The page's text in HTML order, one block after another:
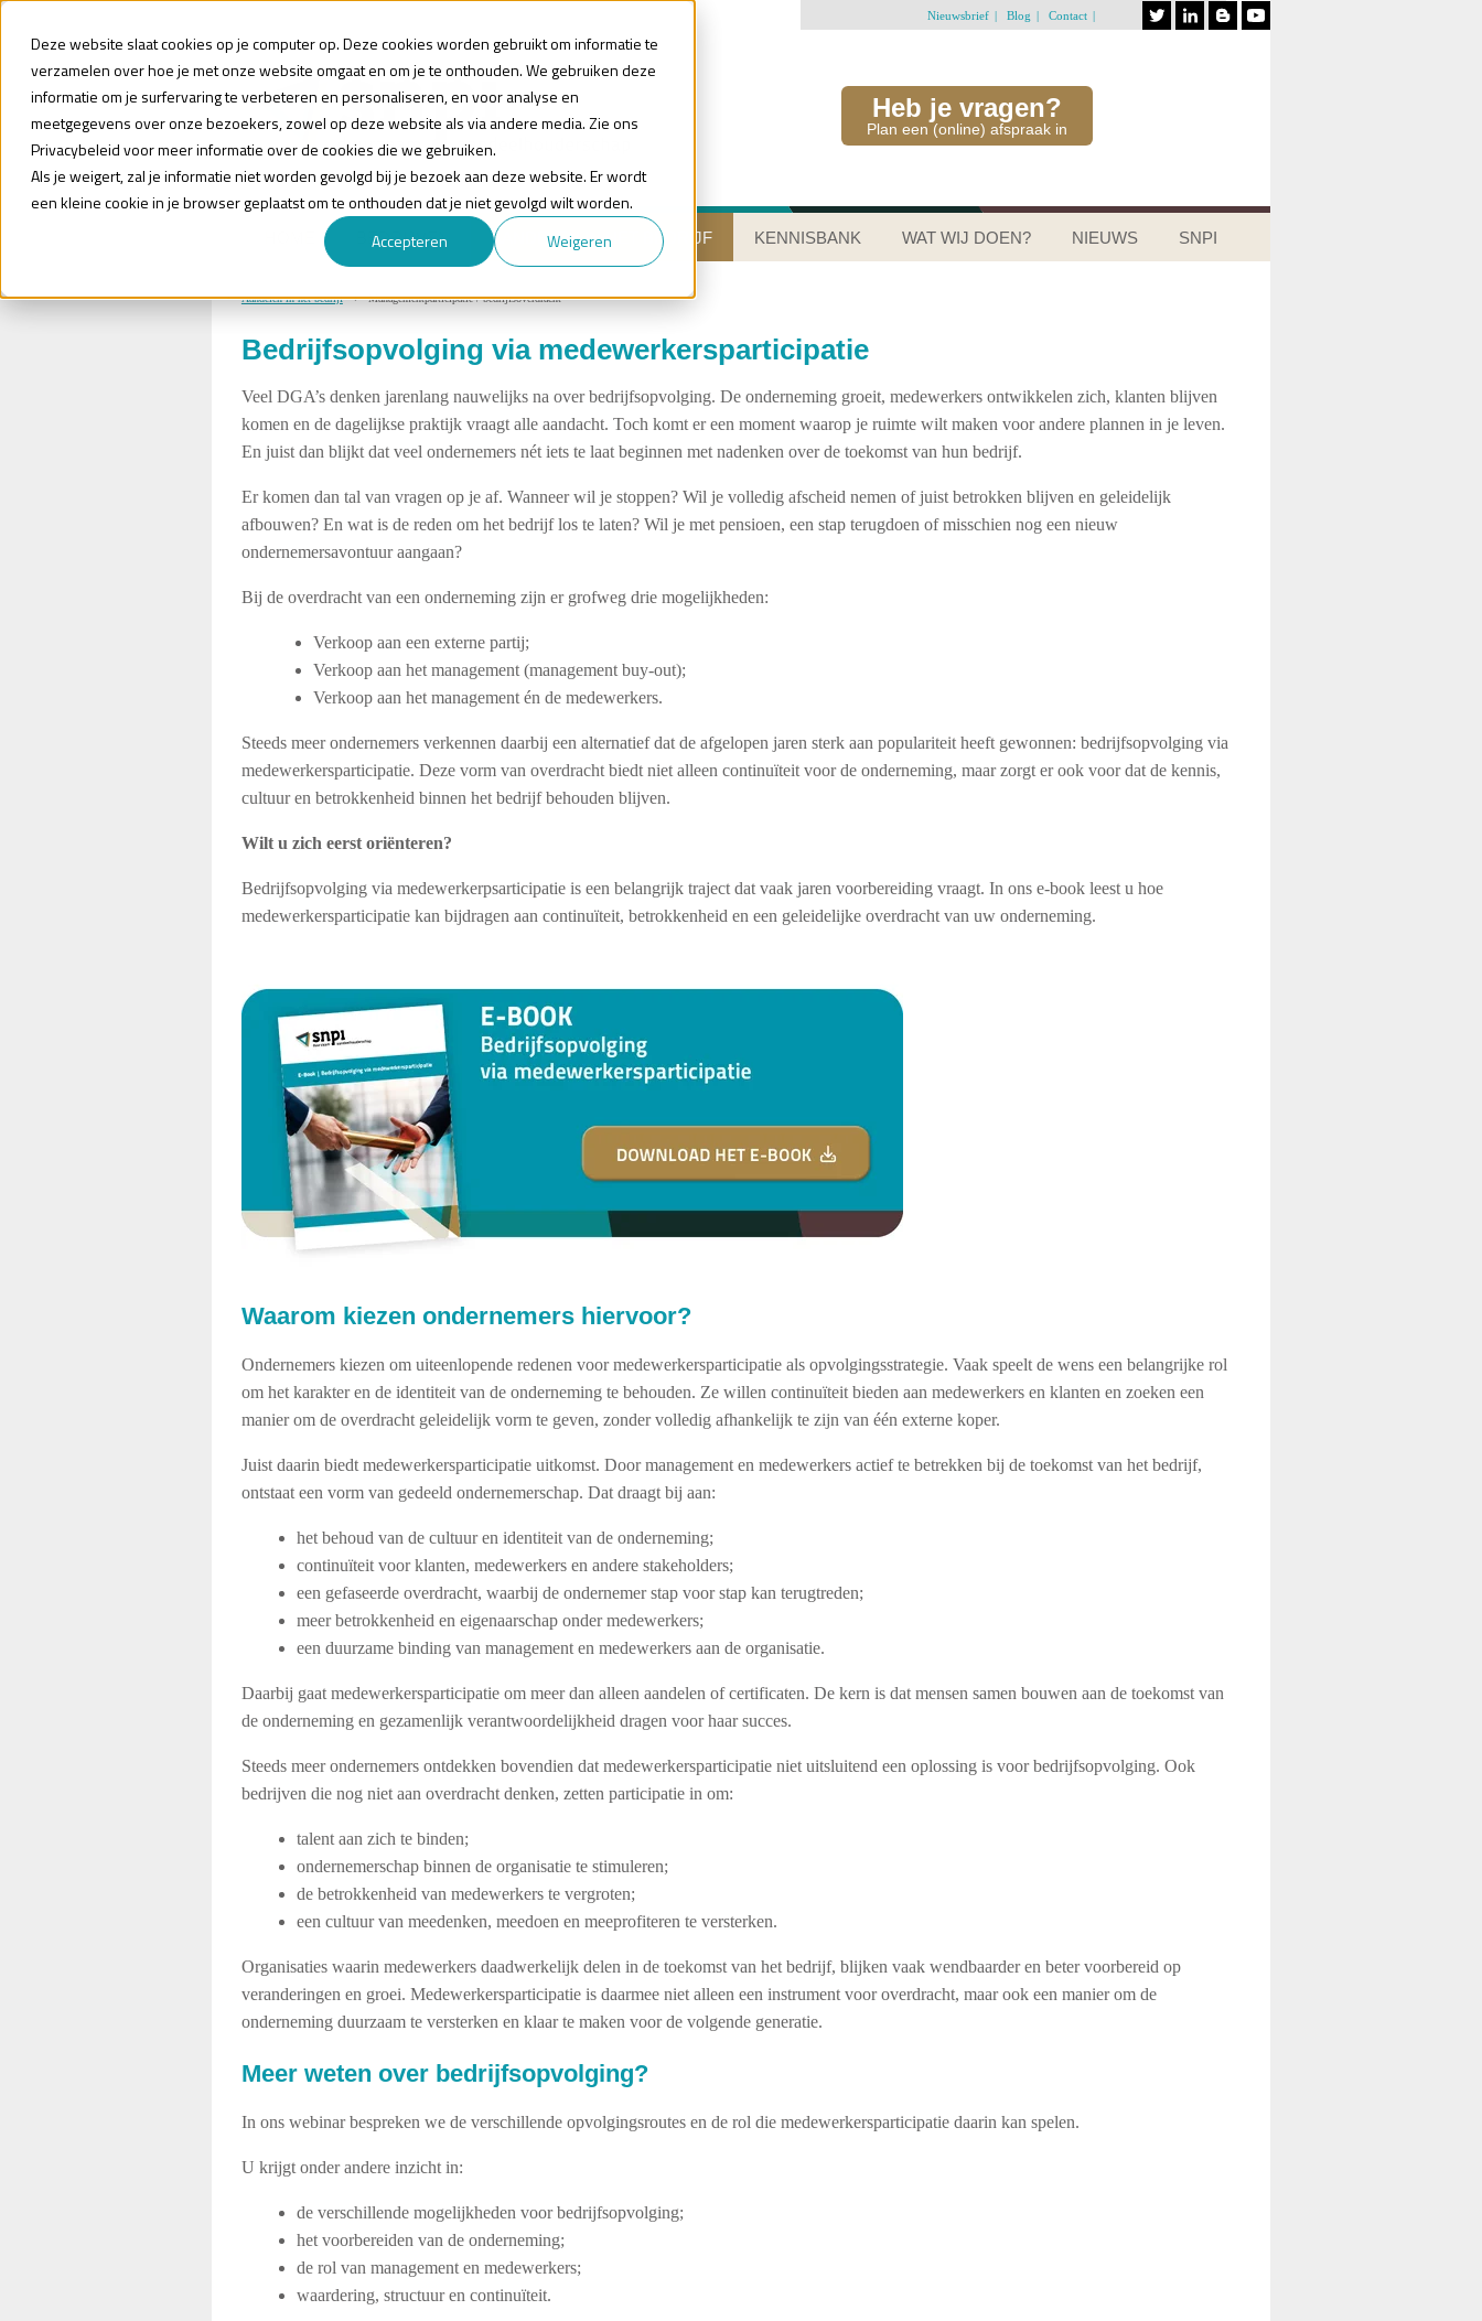
Deze website slaat cookies op je computer op. Deze cookies worden gebruikt om informatie te
verzamelen over hoe je met onze website omgaat en om je te onthouden. We gebruiken deze
informatie om je surfervaring te verbeteren en personaliseren, en voor analyse en
meetgegevens over onze bezoekers, zowel op deze website als via andere media. Zie ons
Privacybeleid voor meer informatie over de cookies die we gebruiken.
Als je weigert, zal je informatie niet worden gevolgd bij je bezoek aan deze website. Er wordt
een kleine cookie in je browser geplaatst om te onthouden dat je niet gevolgd wilt worden.
Accepteren
Weigeren
Nieuwsbrief Blog Contact
Heb je vragen?
Plan een (online) afspraak in
BEDRIJVEN AANDELEN IN HET BEDRIJF KENNISBANK WAT WIJ DOEN? NIEUWS SNPI
Aandelen in het bedrijf Managementparticipatie / bedrijfsoverdracht
Bedrijfsopvolging via medewerkersparticipatie
Veel DGA’s denken jarenlang nauwelijks na over bedrijfsopvolging. De onderneming groeit, medewerkers ontwikkelen zich, klanten blijven
komen en de dagelijkse praktijk vraagt alle aandacht. Toch komt er een moment waarop je ruimte wilt maken voor andere plannen in je leven.
En juist dan blijkt dat veel ondernemers nét iets te laat beginnen met nadenken over de toekomst van hun bedrijf.
Er komen dan tal van vragen op je af. Wanneer wil je stoppen? Wil je volledig afscheid nemen of juist betrokken blijven en geleidelijk
afbouwen? En wat is de reden om het bedrijf los te laten? Wil je met pensioen, een stap terugdoen of misschien nog een nieuw
ondernemersavontuur aangaan?
Bij de overdracht van een onderneming zijn er grofweg drie mogelijkheden:
Verkoop aan een externe partij;
Verkoop aan het management (management buy-out);
Verkoop aan het management én de medewerkers.
Steeds meer ondernemers verkennen daarbij een alternatief dat de afgelopen jaren sterk aan populariteit heeft gewonnen: bedrijfsopvolging via
medewerkersparticipatie. Deze vorm van overdracht biedt niet alleen continuïteit voor de onderneming, maar zorgt er ook voor dat de kennis,
cultuur en betrokkenheid binnen het bedrijf behouden blijven.
Wilt u zich eerst oriënteren?
Bedrijfsopvolging via medewerkerpsarticipatie is een belangrijk traject dat vaak jaren voorbereiding vraagt. In ons e-book leest u hoe
medewerkersparticipatie kan bijdragen aan continuïteit, betrokkenheid en een geleidelijke overdracht van uw onderneming.
Waarom kiezen ondernemers hiervoor?
Ondernemers kiezen om uiteenlopende redenen voor medewerkersparticipatie als opvolgingsstrategie. Vaak speelt de wens een belangrijke rol
om het karakter en de identiteit van de onderneming te behouden. Ze willen continuïteit bieden aan medewerkers en klanten en zoeken een
manier om de overdracht geleidelijk vorm te geven, zonder volledig afhankelijk te zijn van één externe koper.
Juist daarin biedt medewerkersparticipatie uitkomst. Door management en medewerkers actief te betrekken bij de toekomst van het bedrijf,
ontstaat een vorm van gedeeld ondernemerschap. Dat draagt bij aan:
het behoud van de cultuur en identiteit van de onderneming;
continuïteit voor klanten, medewerkers en andere stakeholders;
een gefaseerde overdracht, waarbij de ondernemer stap voor stap kan terugtreden;
meer betrokkenheid en eigenaarschap onder medewerkers;
een duurzame binding van management en medewerkers aan de organisatie.
Daarbij gaat medewerkersparticipatie om meer dan alleen aandelen of certificaten. De kern is dat mensen samen bouwen aan de toekomst van
de onderneming en gezamenlijk verantwoordelijkheid dragen voor haar succes.
Steeds meer ondernemers ontdekken bovendien dat medewerkersparticipatie niet uitsluitend een oplossing is voor bedrijfsopvolging. Ook
bedrijven die nog niet aan overdracht denken, zetten participatie in om:
talent aan zich te binden;
ondernemerschap binnen de organisatie te stimuleren;
de betrokkenheid van medewerkers te vergroten;
een cultuur van meedenken, meedoen en meeprofiteren te versterken.
Organisaties waarin medewerkers daadwerkelijk delen in de toekomst van het bedrijf, blijken vaak wendbaarder en beter voorbereid op
veranderingen en groei. Medewerkersparticipatie is daarmee niet alleen een instrument voor overdracht, maar ook een manier om de
onderneming duurzaam te versterken en klaar te maken voor de volgende generatie.
Meer weten over bedrijfsopvolging?
In ons webinar bespreken we de verschillende opvolgingsroutes en de rol die medewerkersparticipatie daarin kan spelen.
U krijgt onder andere inzicht in:
de verschillende mogelijkheden voor bedrijfsopvolging;
het voorbereiden van de onderneming;
de rol van management en medewerkers;
waardering, structuur en continuïteit.